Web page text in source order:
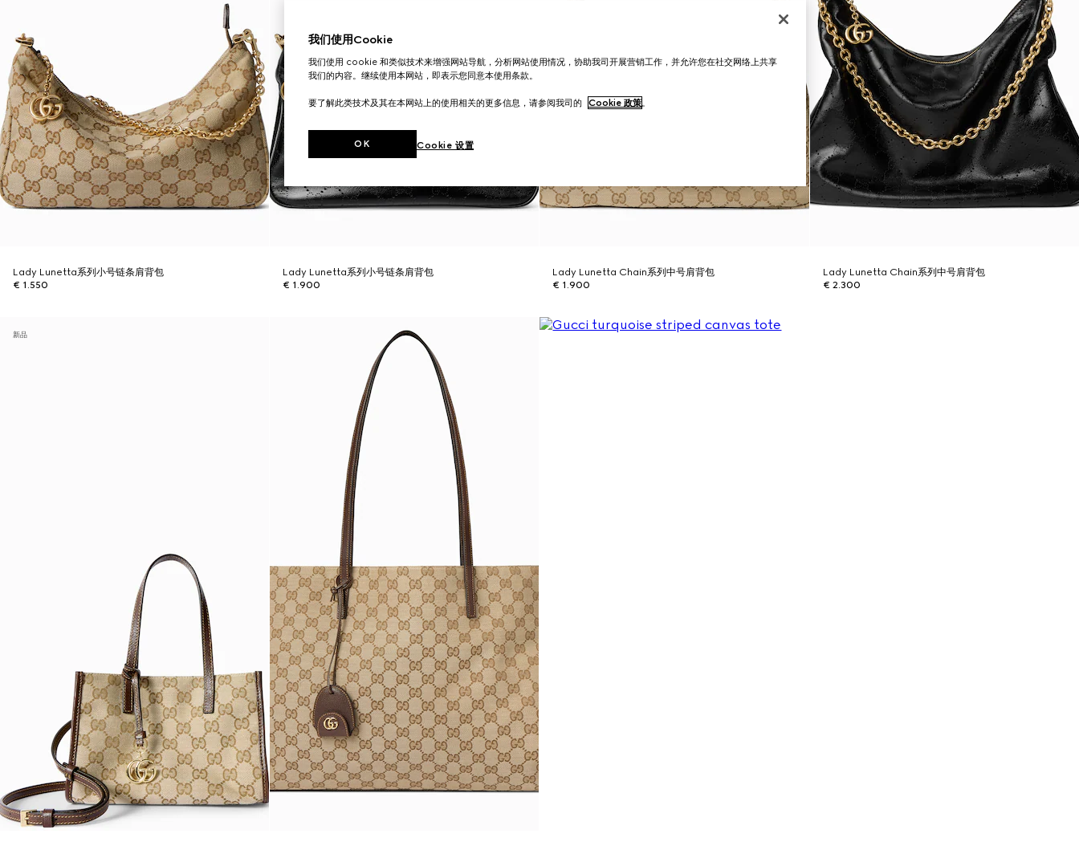
Lady Lunetta系列小号链条肩背包
€ 1.550
Lady Lunetta系列小号链条肩背包
€ 1.900
Lady Lunetta Chain系列中号肩背包
€ 1.900
Lady Lunetta Chain系列中号肩背包
€ 2.300
新品
我们使用Cookie
我们使用 cookie 和类似技术来增强网站导航，分析网站使用情况，协助我司开展营销工作，并允许您在社交网络上共享
我们的内容。继续使用本网站，即表示您同意本使用条款。
要了解此类技术及其在本网站上的使用相关的更多信息，请参阅我司的 Cookie 政策。
Cookie 设置
OK